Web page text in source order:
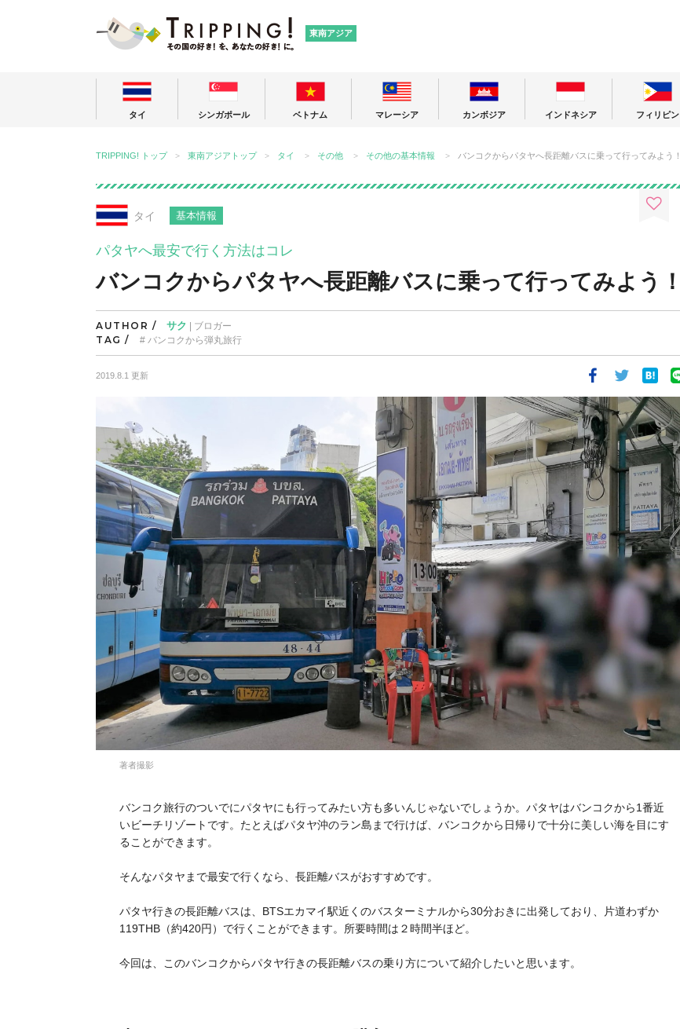
東南アジア
タイ シンガポール ベトナム マレーシア カンボジア インドネシア フィリピン
TRIPPING! トップ 東南アジアトップ タイ その他 その他の基本情報 バンコクからパタヤへ長距離バスに乗って行ってみよう！
タイ 基本情報
パタヤへ最安で行く方法はコレ
バンコクからパタヤへ長距離バスに乗って行ってみよう！
AUTHOR / サク | ブロガー
TAG / バンコクから弾丸旅行
2019.8.1 更新
著者撮影
バンコク旅行のついでにパタヤにも行ってみたい方も多いんじゃないでしょうか。パタヤはバンコクから1番近
いビーチリゾートです。たとえばパタヤ沖のラン島まで行けば、バンコクから日帰りで十分に美しい海を目にす
ることができます。
そんなパタヤまで最安で行くなら、長距離バスがおすすめです。
パタヤ行きの長距離バスは、BTSエカマイ駅近くのバスターミナルから30分おきに出発しており、片道わずか
119THB（約420円）で行くことができます。所要時間は２時間半ほど。
今回は、このバンコクからパタヤ行きの長距離バスの乗り方について紹介したいと思います。